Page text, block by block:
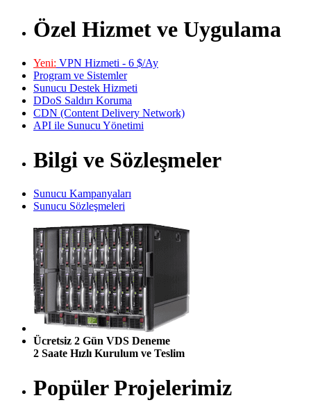
Özel Hizmet ve Uygulama
Yeni: VPN Hizmeti - 6 $/Ay
Program ve Sistemler
Sunucu Destek Hizmeti
DDoS Saldırı Koruma
CDN (Content Delivery Network)
API ile Sunucu Yönetimi
Bilgi ve Sözleşmeler
Sunucu Kampanyaları
Sunucu Sözleşmeleri
Ücretsiz 2 Gün VDS Deneme
2 Saate Hızlı Kurulum ve Teslim
Popüler Projelerimiz